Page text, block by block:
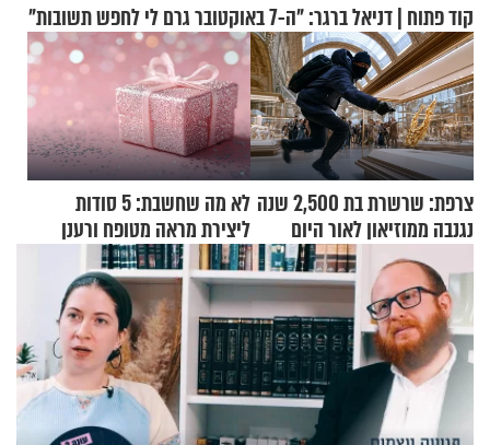
קוד פתוח | דניאל ברגר: "ה-7 באוקטובר גרם לי לחפש תשובות"
צרפת: שרשרת בת 2,500 שנה
נגנבה ממוזיאון לאור היום
לא מה שחשבת: 5 סודות
ליצירת מראה מטופח ורענן